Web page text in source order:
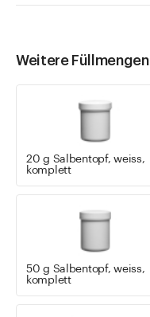
Weitere Füllmengen
20 g Salbentopf, weiss,
komplett
50 g Salbentopf, weiss,
komplett